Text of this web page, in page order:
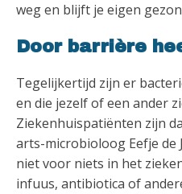
weg en blijft je eigen
Door barrière
Tegelijkertijd zijn er
en die jezelf of een ander
Ziekenhuispatiënten zijn
arts-microbioloog Eefje de
niet voor niets in het
infuus, antibiotica of